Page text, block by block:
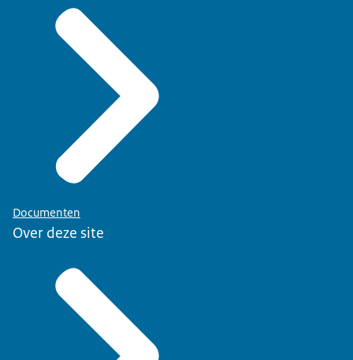
Documenten
Over deze site